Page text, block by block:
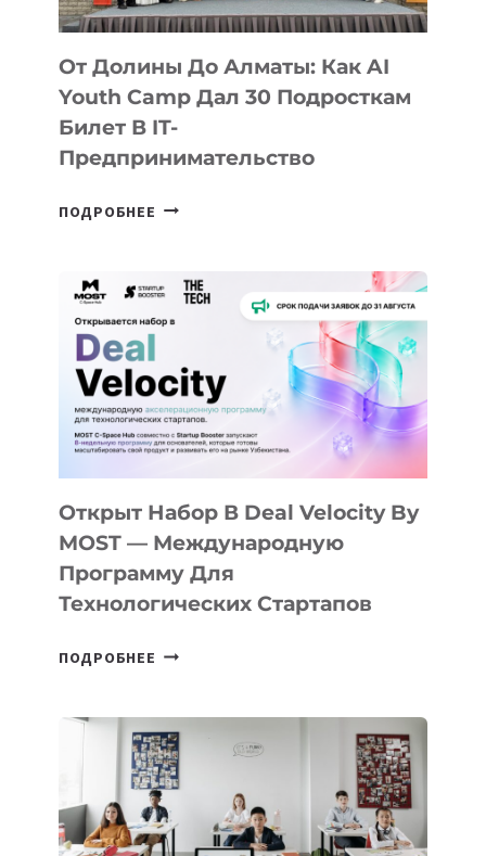
От Долины До Алматы: Как AI
Youth Camp Дал 30 Подросткам
Билет В IT-
Предпринимательство
ПОДРОБНЕЕ ОТ
АЛМАТЫ:
AI
YOUTH
CAMP
ДАЛ
30
ПОДРОСТКАМ
БИЛЕТ
ПРЕДПРИНИМАТЕЛЬСТВО
Открыт Набор В Deal Velocity By
MOST — Международную
Программу Для
Технологических Стартапов
ПОДРОБНЕЕ ОТКРЫТ
DEAL
VELOCITY
BY
MOST
—